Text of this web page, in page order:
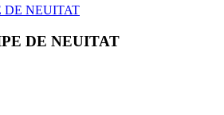
DE NEUITAT